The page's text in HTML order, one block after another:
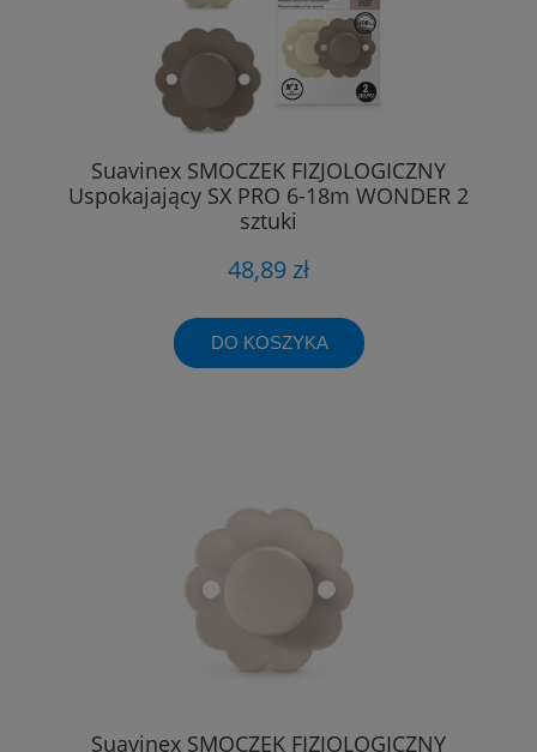
Suavinex SMOCZEK FIZJOLOGICZNY
Uspokajający SX PRO 6-18m WONDER 2
sztuki
48,89 zł
DO KOSZYKA
Suavinex SMOCZEK FIZJOLOGICZNY